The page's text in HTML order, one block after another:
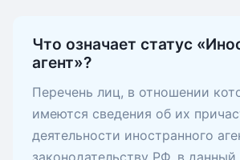
Что означает статус
агент»?
Перечень лиц, в отношении
имеются сведения об их
деятельности иностранного
законодательству РФ, в данный